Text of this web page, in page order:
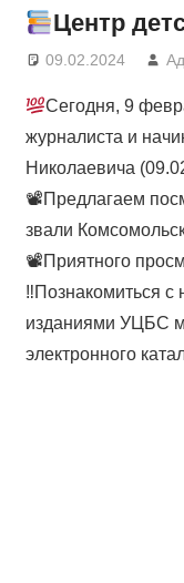
Центр
09.02.2024
Сегодня, 9
журналиста и
Николаевича
📽Предлагаем
звали
📽Приятного
‼Познакомиться
изданиями УЦБС
электронного